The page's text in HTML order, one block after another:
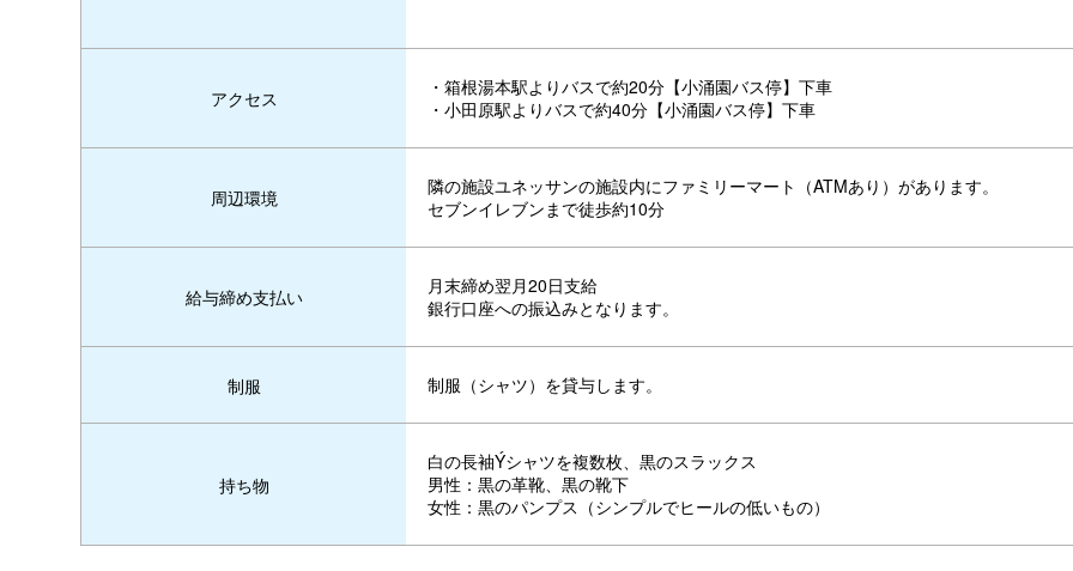
アクセス
・箱根湯本駅よりバスで約20分【小涌園バス停】下車
・小田原駅よりバスで約40分【小涌園バス停】下車
周辺環境
隣の施設ユネッサンの施設内にファミリーマート（ATMあり）があります。
セブンイレブンまで徒歩約10分
給与締め支払い
月末締め翌月20日支給
銀行口座への振込みとなります。
制服 制服（シャツ）を貸与します。
持ち物
白の長袖Ýシャツを複数枚、黒のスラックス
男性：黒の革靴、黒の靴下
女性：黒のパンプス（シンプルでヒールの低いもの）